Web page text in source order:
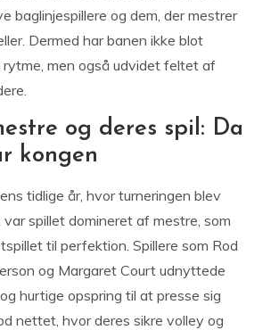
baglinjespillere og dem, der mestrer
Dermed har banen ikke blot
men også udvidet feltet af
og deres spil: Da
kongen
tidlige år, hvor turneringen blev
spillet domineret af mestre, som
til perfektion. Spillere som Rod
og Margaret Court udnyttede
hurtige opspring til at presse sig
nettet, hvor deres sikre volley og